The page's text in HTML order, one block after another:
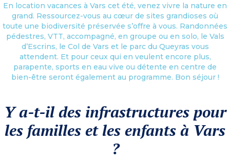
En location vacances à Vars cet été, venez vivre la nature en
grand. Ressourcez-vous au cœur de sites grandioses où
toute une biodiversité préservée s’offre à vous. Randonnées
pédestres, VTT, accompagné, en groupe ou en solo, le Vals
d’Escrins, le Col de Vars et le parc du Queyras vous
attendent. Et pour ceux qui en veulent encore plus,
parapente, sports en eau vive ou détente en centre de
bien-être seront également au programme. Bon séjour !
Y a-t-il des infrastructures pour
les familles et les enfants à Vars
?